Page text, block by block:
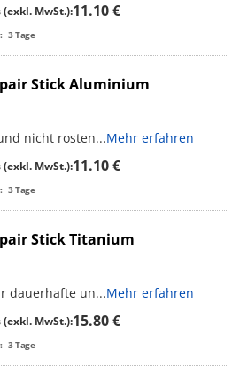
MwSt.):11.10 €
3Tage
Stick Aluminium
nicht rosten...Mehr erfahren
MwSt.):11.10 €
3Tage
Stick Titanium
dauerhafte un...Mehr erfahren
MwSt.):15.80 €
3Tage